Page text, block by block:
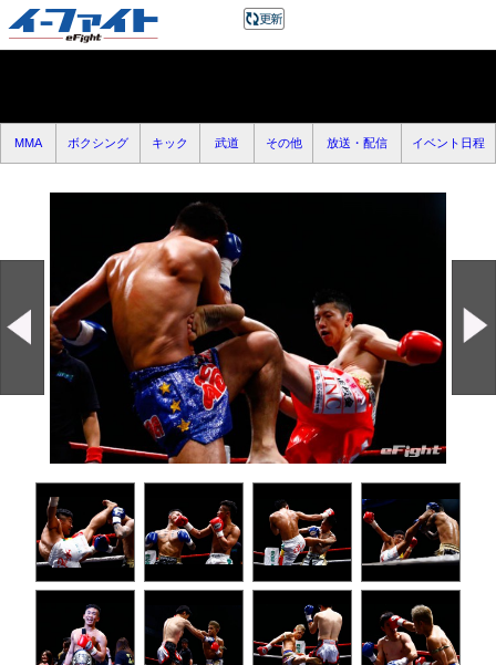
MMA ボクシング キック 武道 その他 放送・配信 イベント日程